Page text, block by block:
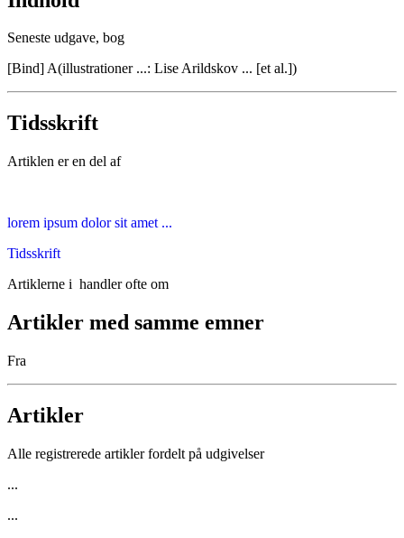
Seneste udgave, bog
[Bind] A(illustrationer ...: Lise Arildskov ... [et al.])
Tidsskrift
Artiklen er en del af
lorem ipsum dolor sit amet ...
Tidsskrift
Artiklerne i handler ofte om
Artikler med samme emner
Fra
Artikler
Alle registrerede artikler fordelt på udgivelser
...
...